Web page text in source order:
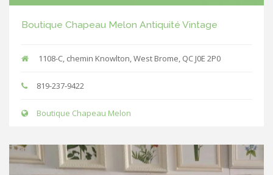
Boutique Chapeau Melon Antiquité Vintage
1108-C, chemin Knowlton, West Brome, QC J0E 2P0
819-237-9422
Boutique Chapeau Melon